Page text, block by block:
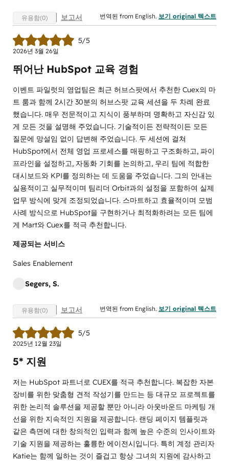
유용함(0) 보고서 번역된 from English. 보기 original 텍스트
5/5
2026년 3월 26일
뛰어난 HubSpot 교육 경험
이벤트 파일럿의 영업팀은 최근 허브스팟에서 추천한 Cuex의 마
트 룸과 함께 2시간 30분의 허브스팟 교육 세션을 두 차례 완료
했습니다. 매우 전문적이고 지식이 풍부하며 명확하고 자신감 있
게 모든 것을 설명해 주었습니다. 기술적이든 전략적이든 모든
질문에 망설임 없이 답변해 주었습니다. 두 세션에 걸쳐
HubSpot에서 전체 영업 프로세스를 매핑하고 구조화하고, 파이
프라인을 설정하고, 자동화 기회를 논의하고, 우리 팀에 적합한
대시보드와 KPI를 정의하는 데 도움을 주었습니다. 그의 안내는
실용적이고 실무적이며 팀리더 Orbit과의 설정을 포함하여 실제
업무 방식에 맞게 조정되었습니다. 스마트하고 효율적이며 모범
사례 방식으로 HubSpot을 구현하거나 최적화하려는 모든 팀에
게 Mart와 Cuex를 적극 추천합니다.
제공되는 서비스
Sales Enablement
Segers, S.
유용함(0) 보고서 번역된 from English. 보기 original 텍스트
5/5
2025년 12월 23일
5* 지원
저는 HubSpot 파트너로 CUEX를 적극 추천합니다. 복잡한 자본
장비를 위한 맞춤형 견적 작성기를 만드는 등 대규모 프로젝트를
위한 논리적 솔루션을 제공할 뿐만 아니라 아웃바운드 마케팅 개
선을 위한 지속적인 지원을 제공합니다. 랜딩 페이지 템플릿과
같은 측면에 대한 창의적인 입력과 함께 높은 수준의 인사이트와
기술 지원을 제공하는 훌륭한 에이전시입니다. 특히 계정 관리자
Katie는 함께 일하는 것이 즐겁고 항상 그녀의 지원에 감사하고